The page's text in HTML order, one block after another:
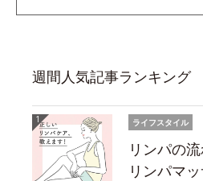
週間人気記事ランキング
ライフスタイル
リンパの
リンパマ